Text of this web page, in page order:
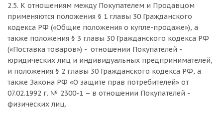
2.5. К отношениям между Покупателем и Продавцом
применяются положения § 1 главы 30 Гражданского
кодекса РФ («Общие положения о купле-продаже»), а
также положения § 3 главы 30 Гражданского кодекса РФ
(«Поставка товаров») - отношении Покупателей -
юридических лиц и индивидуальных предпринимателей,
и положения § 2 главы 30 Гражданского кодекса РФ, а
также Закона РФ «О защите прав потребителей» от
07.02.1992 г. № 2300-1 – в отношении Покупателей -
физических лиц.